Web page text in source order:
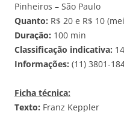
Pinheiros – São Paulo
Quanto: R$ 20 e R$ 10
Duração: 100 min
Classificação indicativa:
Informações: (11) 3801-
Ficha técnica:
Texto: Franz Keppler